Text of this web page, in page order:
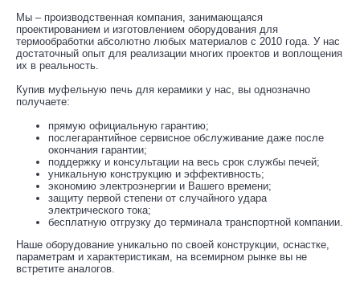
Мы – производственная компания, занимающаяся
проектированием и изготовлением оборудования для
термообработки абсолютно любых материалов с 2010 года. У нас
достаточный опыт для реализации многих проектов и воплощения
их в реальность.
Купив муфельную печь для керамики у нас, вы однозначно
получаете:
прямую официальную гарантию;
послегарантийное сервисное обслуживание даже после
окончания гарантии;
поддержку и консультации на весь срок службы печей;
уникальную конструкцию и эффективность;
экономию электроэнергии и Вашего времени;
защиту первой степени от случайного удара
электрического тока;
бесплатную отгрузку до терминала транспортной компании.
Наше оборудование уникально по своей конструкции, оснастке,
параметрам и характеристикам, на всемирном рынке вы не
встретите аналогов.